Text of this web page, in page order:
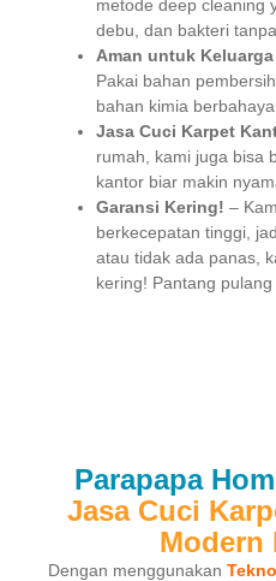
metode deep cleaning
debu, dan bakteri
Aman untuk
Pakai bahan
bahan kimia berbahaya.
Jasa Cuci Karpet
rumah, kami juga bisa
kantor biar makin
Garansi Kering! –
berkecepatan tinggi,
atau tidak ada panas,
kering! Pantang
Parapapa
Jasa Cuci
Modern
Dengan menggunakan